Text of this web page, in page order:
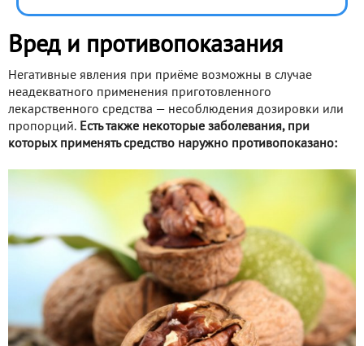
Вред и противопоказания
Негативные явления при приёме возможны в случае
неадекватного применения приготовленного
лекарственного средства — несоблюдения дозировки или
пропорций. Есть также некоторые заболевания, при
которых применять средство наружно противопоказано: